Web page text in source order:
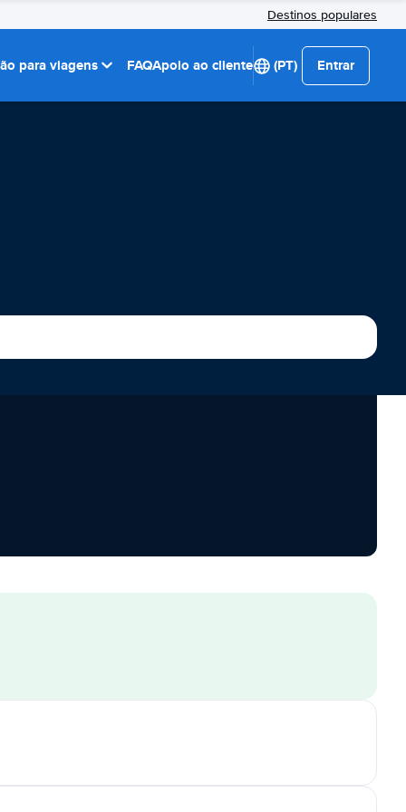
Destinos populares
para viagens FAQApoio ao cliente (PT) Entrar